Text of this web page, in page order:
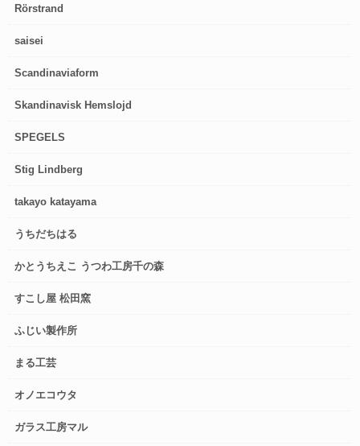
Rörstrand
saisei
Scandinaviaform
Skandinavisk Hemslojd
SPEGELS
Stig Lindberg
takayo katayama
うちだちはる
かとうちえこ うつわ工房千の森
すこし屋 松田窯
ふじい製作所
まる工芸
オノエコウタ
ガラス工房マル